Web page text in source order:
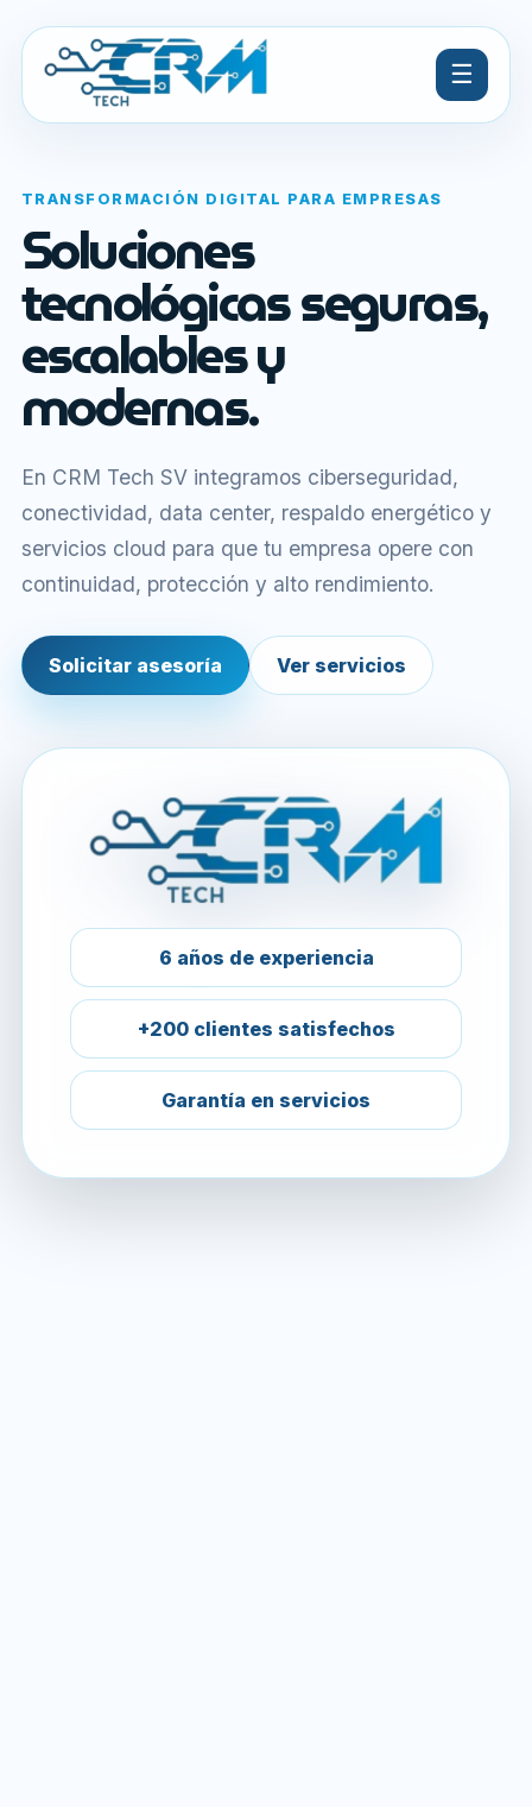
☰
TRANSFORMACIÓN DIGITAL PARA EMPRESAS
Soluciones
tecnológicas seguras,
escalables y
modernas.
En CRM Tech SV integramos ciberseguridad,
conectividad, data center, respaldo energético y
servicios cloud para que tu empresa opere con
continuidad, protección y alto rendimiento.
Solicitar asesoría Ver servicios
6 años de experiencia
+200 clientes satisfechos
Garantía en servicios